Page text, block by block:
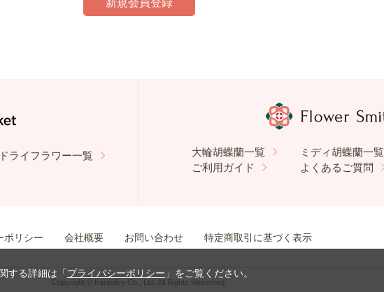
ライフラワー一覧
大輪胡蝶蘭一覧 ミディ胡蝶蘭一覧
ご利用ガイド
よくあるご質問
ポリシー 会社概要 お問い合わせ 特定商取引に基づく表示
Copyright © frantolive Co., Ltd. All Rights Reserved.
する詳細は「プライバシーポリシー 」をご覧ください。